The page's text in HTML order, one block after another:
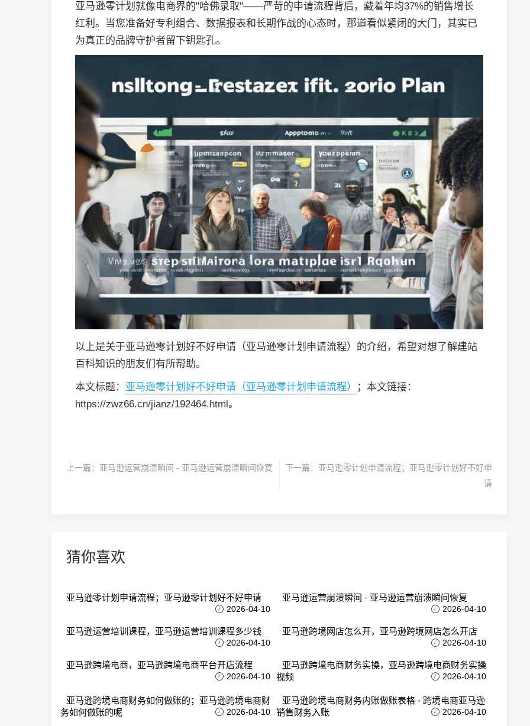
亚马逊零计划就像电商界的"哈佛录取"——严苛的申请流程背后，藏着年均37%的销售增长
红利。当您准备好专利组合、数据报表和长期作战的心态时，那道看似紧闭的大门，其实已
为真正的品牌守护者留下钥匙孔。
以上是关于亚马逊零计划好不好申请（亚马逊零计划申请流程）的介绍，希望对想了解建站
百科知识的朋友们有所帮助。
本文标题： 亚马逊零计划好不好申请（亚马逊零计划申请流程）
；本文链接：
https://zwz66.cn/jianz/192464.html。
上一篇： 亚马逊运营崩溃瞬间 - 亚马逊运营崩溃瞬间恢复 下一篇： 亚马逊零计划申请流程；亚马逊零计划好不好申
请
猜你喜欢
亚马逊零计划申请流程；亚马逊零计划好不好申请
2026-04-10
亚马逊运营崩溃瞬间 - 亚马逊运营崩溃瞬间恢复
2026-04-10
亚马逊运营培训课程，亚马逊运营培训课程多少钱
2026-04-10
亚马逊跨境网店怎么开，亚马逊跨境网店怎么开店
2026-04-10
亚马逊跨境电商，亚马逊跨境电商平台开店流程
2026-04-10
亚马逊跨境电商财务实操，亚马逊跨境电商财务实操
视频
2026-04-10
亚马逊跨境电商财务如何做账的；亚马逊跨境电商财
务如何做账的呢
2026-04-10
亚马逊跨境电商财务内账做账表格 - 跨境电商亚马逊
销售财务入账
2026-04-10